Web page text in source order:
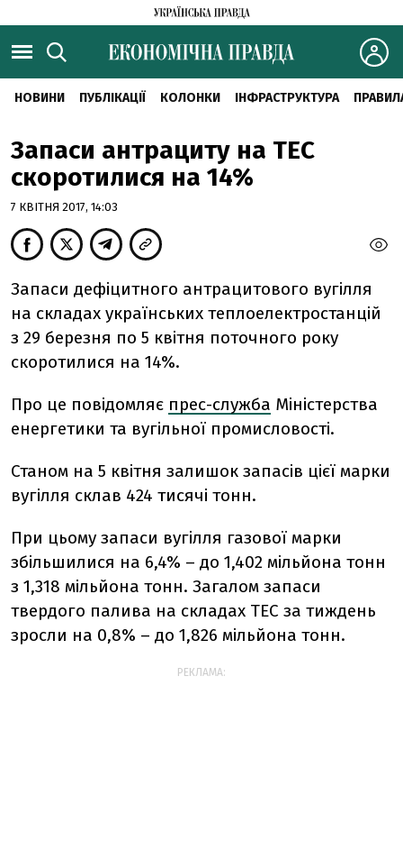
НОВИНИ ПУБЛІКАЦІЇ КОЛОНКИ ІНФРАСТРУКТУРА
Запаси антрациту на ТЕС
скоротилися на 14%
7 КВІТНЯ 2017, 14:03
Запаси дефіцитного антрацитового вугілля
на складах українських теплоелектростанцій
з 29 березня по 5 квітня поточного року
скоротилися на 14%.
Про це повідомляє прес-служба Міністерства
енергетики та вугільної промисловості.
Станом на 5 квітня залишок запасів цієї марки
вугілля склав 424 тисячі тонн.
При цьому запаси вугілля газової марки
збільшилися на 6,4% – до 1,402 мільйона тонн
з 1,318 мільйона тонн. Загалом запаси
твердого палива на складах ТЕС за тиждень
зросли на 0,8% – до 1,826 мільйона тонн.
РЕКЛАМА: